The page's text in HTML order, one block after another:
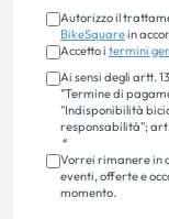
Autorizzo il
BikeSquarein
Accetto i termini
Ai sensi degli artt.
"Termine di
"Indisponibilità
responsabilità";
*
Vorrei rimanere in
eventi, offerte e
momento.